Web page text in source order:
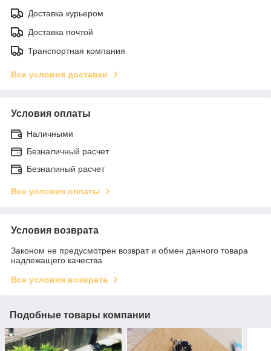
Доставка курьером
Доставка почтой
Транспортная компания
Все условия доставки
Условия оплаты
Наличными
Безналичный расчет
Безналиный расчет
Все условия оплаты
Условия возврата
Законом не предусмотрен возврат и обмен данного товара
надлежащего качества
Все условия возврата
Подобные товары компании